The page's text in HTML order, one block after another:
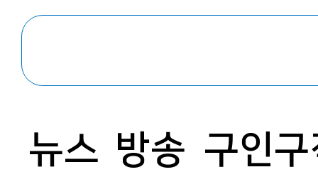
뉴스 방송 구인 1